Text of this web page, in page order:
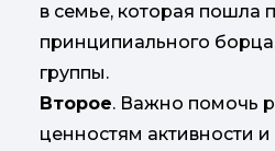
в семье, которая пошла
принципиального
группы.
Второе. Важно помочь
ценностям активности